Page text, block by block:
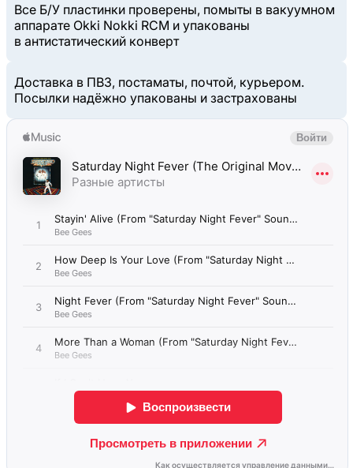
Все Б/У пластинки проверены, помыты в вакуумном
аппарате Okki Nokki RCM и упакованы
в антистатический конверт
Доставка в ПВЗ, постаматы, почтой, курьером.
Посылки надёжно упакованы и застрахованы